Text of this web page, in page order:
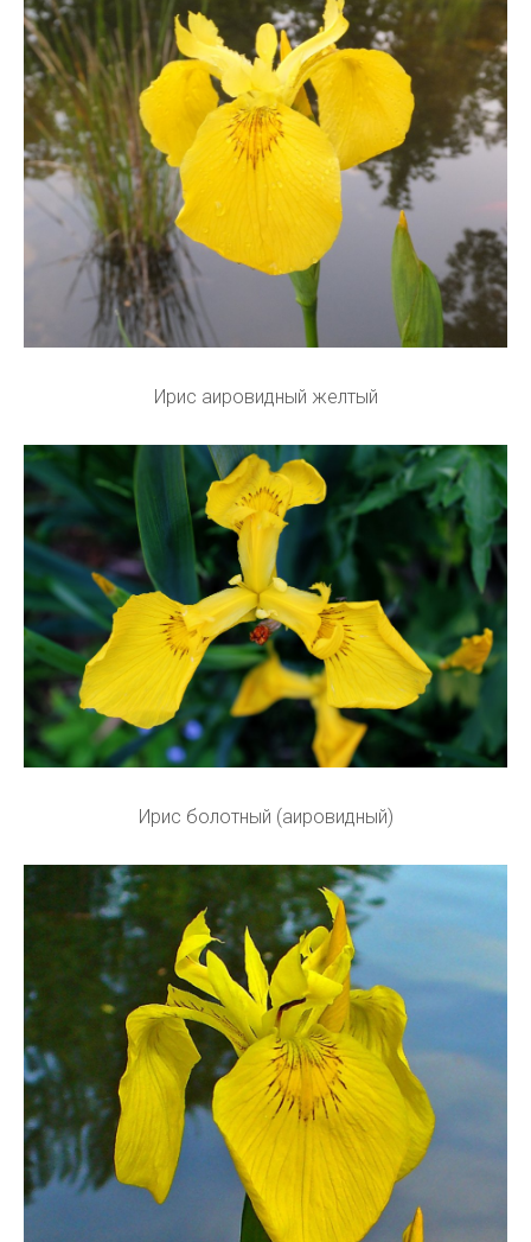
Ирис аировидный желтый
Ирис болотный (аировидный)